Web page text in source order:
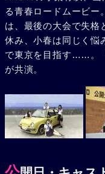
る青春ロードムービー
は、最後の大会で失格
休み、小春は同じく悩
で東京を目指す……。
が共演。